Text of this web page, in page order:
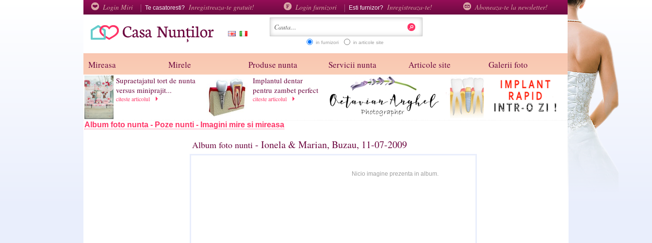
Login Miri Te casatoresti? Inregistreaza-te gratuit! Login furnizori Esti furnizor? Inregistreaza-te! Aboneaza-te la newsletter!
in furnizori in articole site
Mireasa Mirele Produse nunta Servicii nunta Articole site Galerii foto
Supraetajatul tort de nunta
versus miniprajit...
citeste articolul
Implantul dentar
pentru zambet perfect
citeste articolul
Album foto nunta - Poze nunti - Imagini mire si mireasa
Album foto nunti - Ionela & Marian, Buzau, 11-07-2009
Nicio imagine prezenta in album.